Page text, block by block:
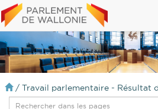
/ Travail parlementaire - Résultat